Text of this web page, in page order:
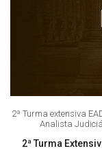
2ª Turma extensiva
Analista
2ª Turma